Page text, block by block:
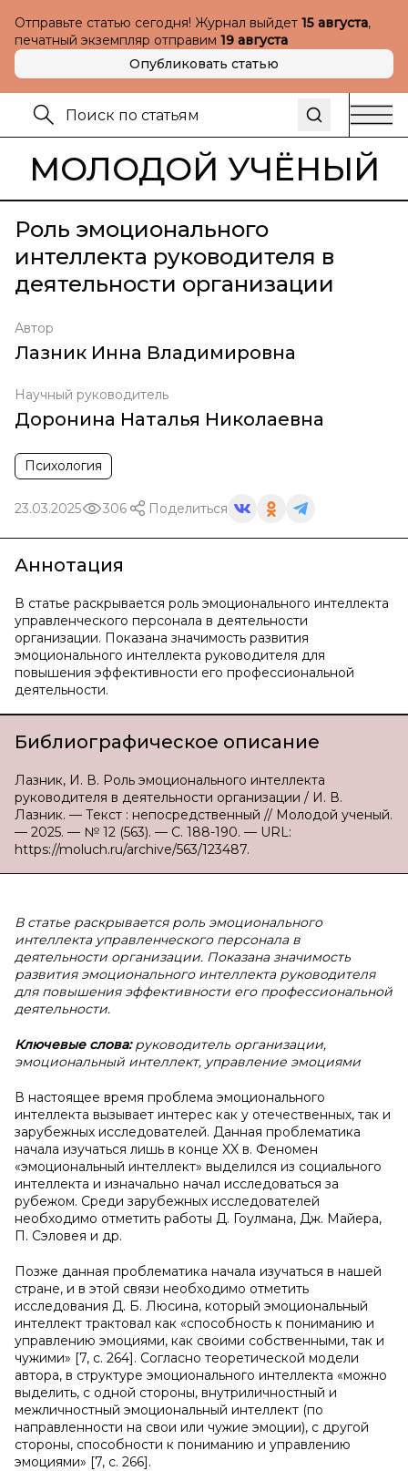
Отправьте статью сегодня! Журнал выйдет 15 августа,
печатный экземпляр отправим 19 августа
Опубликовать статью
МОЛОДОЙ УЧЁНЫЙ
Роль эмоционального
интеллекта руководителя в
деятельности организации
Автор
Лазник Инна Владимировна
Научный руководитель
Доронина Наталья Николаевна
Психология
23.03.2025 306 Поделиться
Аннотация
В статье раскрывается роль эмоционального интеллекта
управленческого персонала в деятельности
организации. Показана значимость развития
эмоционального интеллекта руководителя для
повышения эффективности его профессиональной
деятельности.
Библиографическое описание
Лазник, И. В. Роль эмоционального интеллекта
руководителя в деятельности организации / И. В.
Лазник. — Текст : непосредственный // Молодой ученый.
— 2025. — № 12 (563). — С. 188-190. — URL:
https://moluch.ru/archive/563/123487.
В статье раскрывается роль эмоционального
интеллекта управленческого персонала в
деятельности организации. Показана значимость
развития эмоционального интеллекта руководителя
для повышения эффективности его профессиональной
деятельности.
Ключевые слова:руководитель организации,
эмоциональный интеллект, управление эмоциями
В настоящее время проблема эмоционального
интеллекта вызывает интерес как у отечественных, так и
зарубежных исследователей. Данная проблематика
начала изучаться лишь в конце XX в. Феномен
«эмоциональный интеллект» выделился из социального
интеллекта и изначально начал исследоваться за
рубежом. Среди зарубежных исследователей
необходимо отметить работы Д. Гоулмана, Дж. Майера,
П. Сэловея и др.
Позже данная проблематика начала изучаться в нашей
стране, и в этой связи необходимо отметить
исследования Д. Б. Люсина, который эмоциональный
интеллект трактовал как «способность к пониманию и
управлению эмоциями, как своими собственными, так и
чужими» [7, с. 264]. Согласно теоретической модели
автора, в структуре эмоционального интеллекта «можно
выделить, с одной стороны, внутриличностный и
межличностный эмоциональный интеллект (по
направленности на свои или чужие эмоции), с другой
стороны, способности к пониманию и управлению
эмоциями» [7, с. 266].